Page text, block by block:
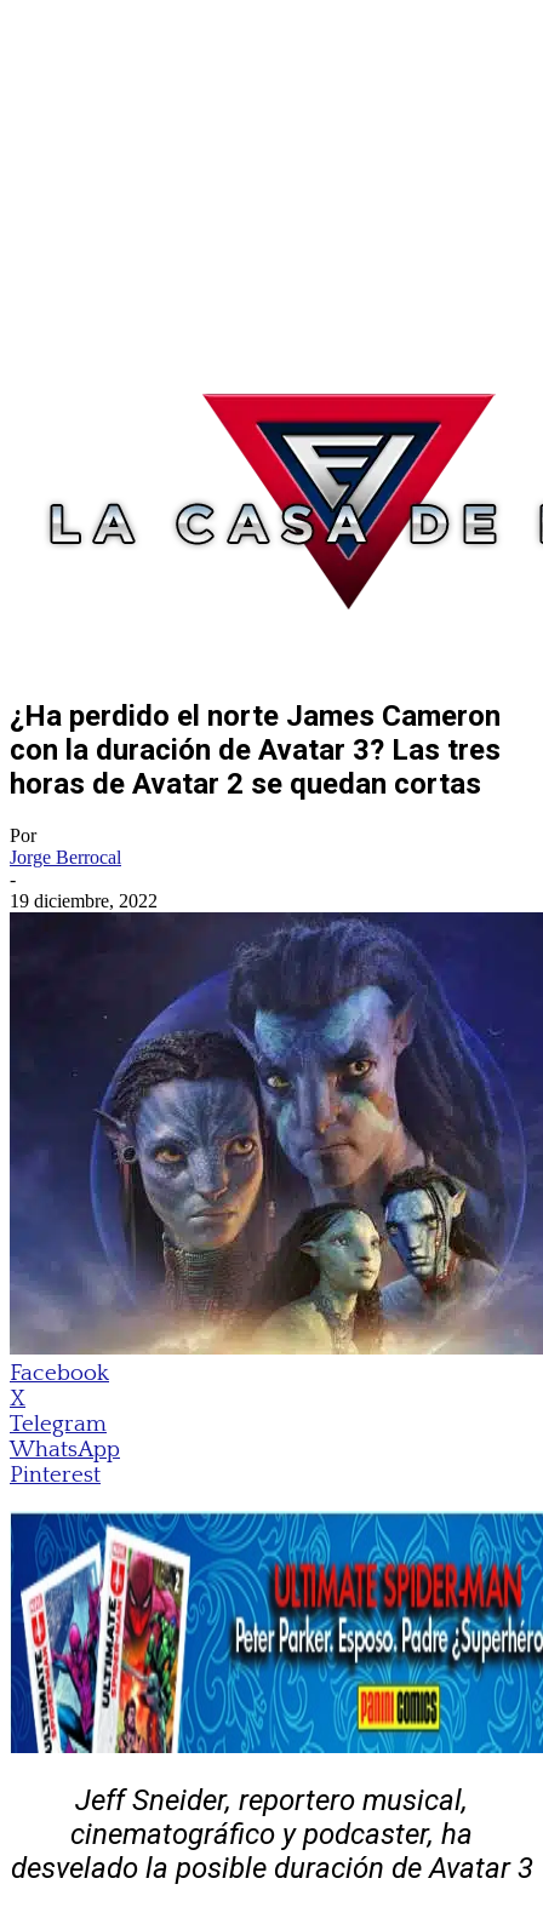
¿Ha perdido el norte James Cameron
con la duración de Avatar 3? Las tres
horas de Avatar 2 se quedan cortas
Por
Jorge Berrocal
-
19 diciembre, 2022
Facebook
X
Telegram
WhatsApp
Pinterest
Jeff Sneider, reportero musical,
cinematográfico y podcaster, ha
desvelado la posible duración de Avatar 3